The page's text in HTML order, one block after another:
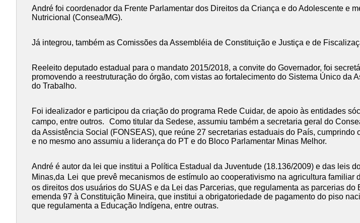
André foi coordenador da Frente Parlamentar dos Direitos da Criança e do Adolescente e
Nutricional (Consea/MG).
Já integrou, também as Comissões da Assembléia de Constituição e Justiça e de
Reeleito deputado estadual para o mandato 2015/2018, a convite do Governador, foi
promovendo a reestruturação do órgão, com vistas ao fortalecimento do Sistema Único
do Trabalho.
Foi idealizador e participou da criação do programa Rede Cuidar, de apoio às entidades
campo, entre outros.
Como titular da Sedese, assumiu também a secretaria geral do
da Assistência Social (FONSEAS), que reúne 27 secretarias estaduais do País,
e no mesmo ano assumiu a liderança do PT e do Bloco Parlamentar Minas Melhor.
André é autor da lei que institui a Política Estadual da Juventude (18.136/2009) e das leis
Minas,da Lei que prevê mecanismos de estímulo ao cooperativismo na agricultura
os direitos dos usuários do SUAS e da Lei das Parcerias, que regulamenta as parcerias
emenda 97 à Constituição Mineira, que institui a obrigatoriedade de pagamento do piso
que regulamenta a Educação Indígena, entre outras.